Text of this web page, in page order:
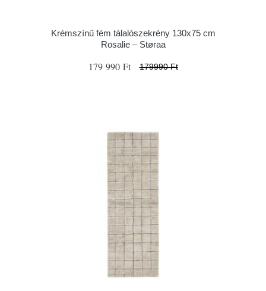
Krémszínű fém tálalószekrény 130x75 cm
Rosalie – Støraa
179 990 Ft 179990 Ft